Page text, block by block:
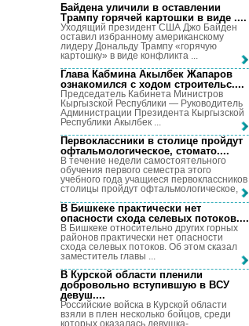
Байдена уличили в оставлении
Трампу горячей картошки в виде ....
Уходящий президент США Джо Байден
оставил избранному американскому
лидеру Дональду Трампу «горячую
картошку» в виде конфликта ...
Глава Кабмина Акылбек Жапаров
ознакомился с ходом строительс....
Председатель Кабинета Министров
Кыргызской Республики — Руководитель
Администрации Президента Кыргызской
Республики Акылбек ...
Первоклассники в столице пройдут
офтальмологическое, стомато....
В течение недели самостоятельного
обучения первого семестра этого
учебного года учащиеся первоклассников
столицы пройдут офтальмологическое, ...
В Бишкеке практически нет
опасности схода селевых потоков....
В Бишкеке относительно других горных
районов практически нет опасности
схода селевых потоков. Об этом сказал
заместитель главы ...
В Курской области пленили
добровольно вступившую в ВСУ
девуш....
Российские войска в Курской области
взяли в плен несколько бойцов, среди
которых оказалась девушка-